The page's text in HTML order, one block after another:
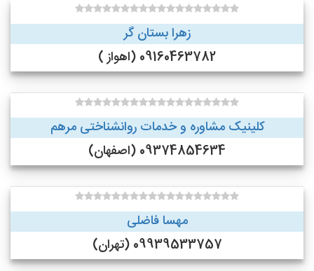
زهرا بستان گر
09160463782 (اهواز )
کلینیک مشاوره و خدمات روانشناختی مرهم
09374854634 (اصفهان)
مهسا فاضلی
09939533757 (تهران)